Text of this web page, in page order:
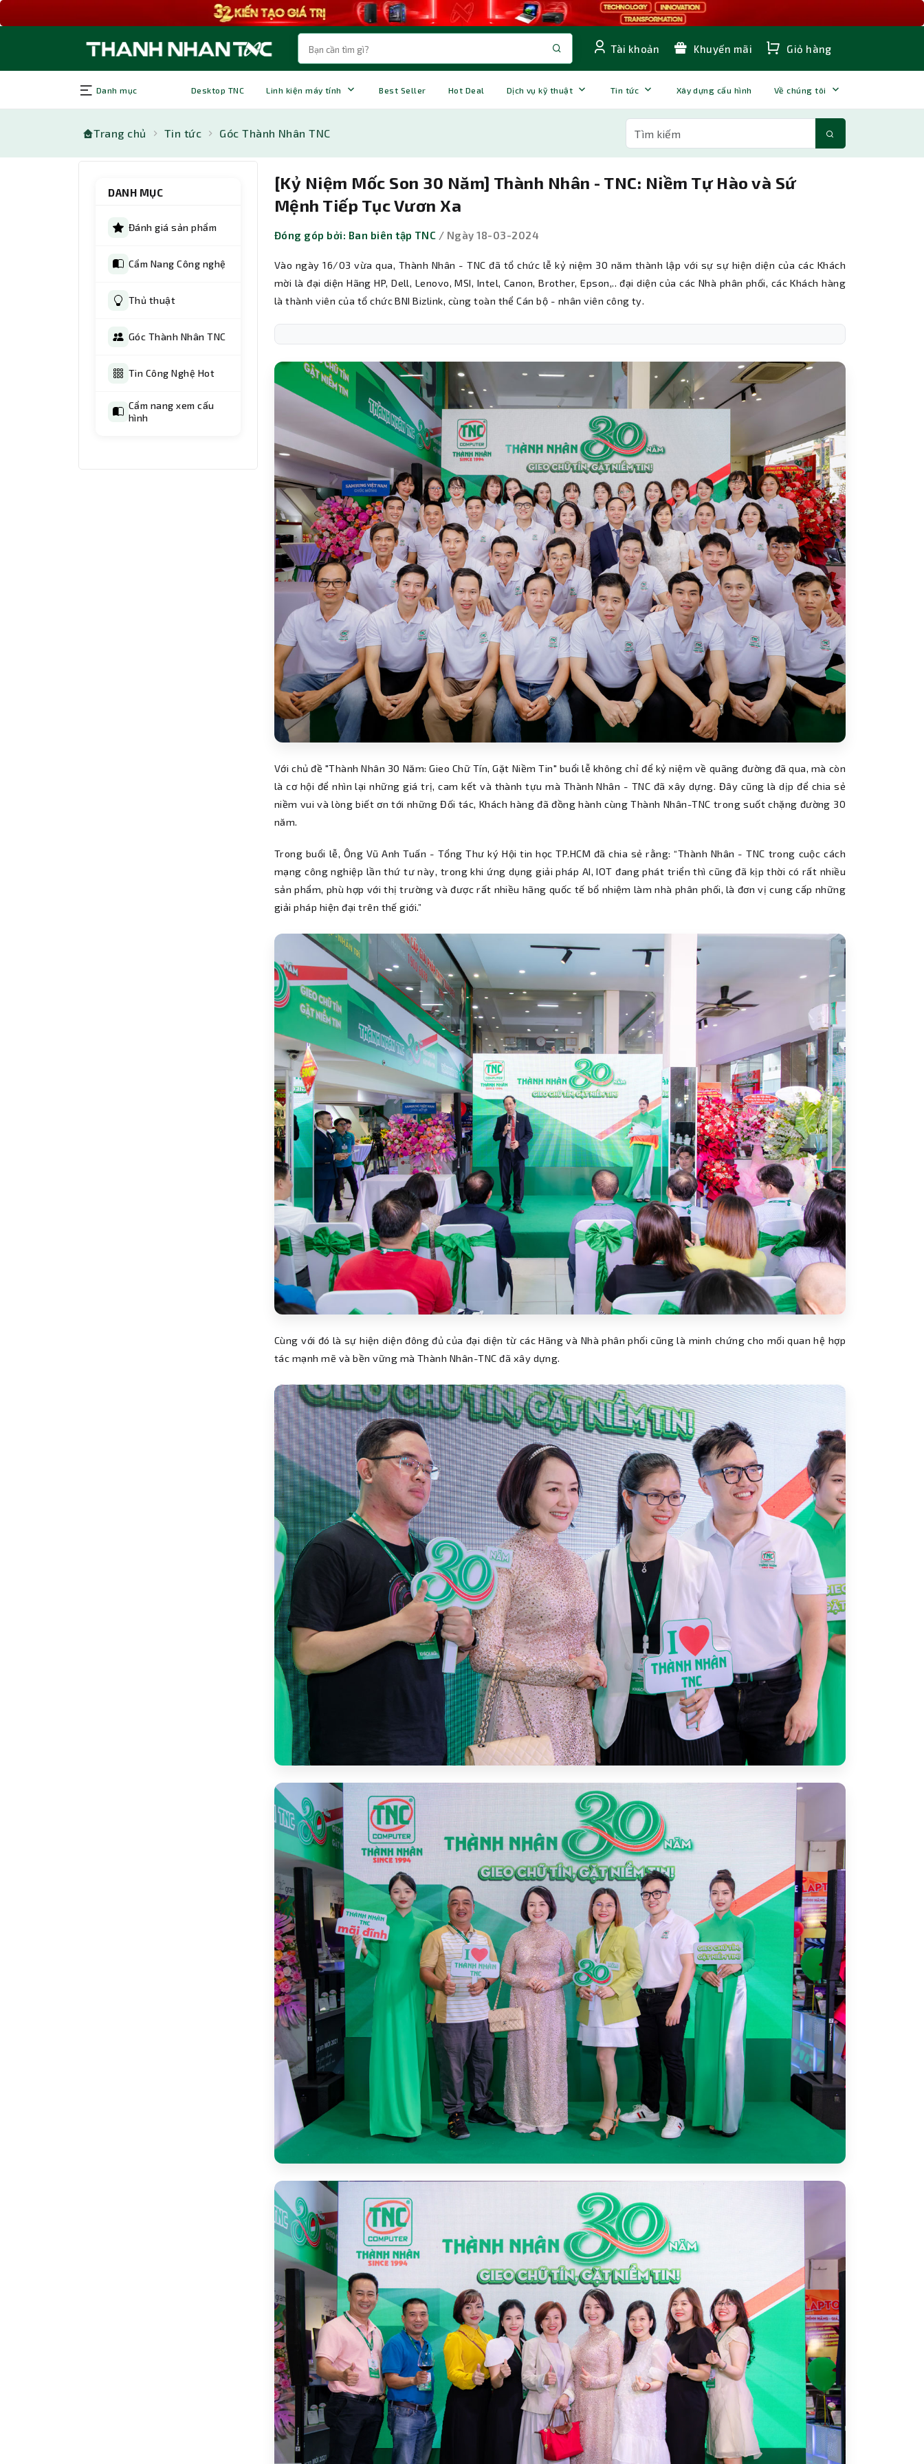
Tài khoản Khuyến mãi Giỏ hàng
Danh mục Desktop TNC Linh kiện máy tính Best Seller Hot Deal Dịch vụ kỹ thuật Tin tức Xây dựng cấu hình Về chúng tôi
Trang chủ Tin tức Góc Thành Nhân TNC
DANH MỤC
Đánh giá sản phẩm
Cẩm Nang Công nghệ
Thủ thuật
Góc Thành Nhân TNC
Tin Công Nghệ Hot
Cẩm nang xem cấu
hình
[Kỷ Niệm Mốc Son 30 Năm] Thành Nhân - TNC: Niềm Tự Hào và Sứ
Mệnh Tiếp Tục Vươn Xa
Đóng góp bởi: Ban biên tập TNC / Ngày 18-03-2024
Vào ngày 16/03 vừa qua, Thành Nhân - TNC đã tổ chức lễ kỷ niệm 30 năm thành lập với sự sự hiện diện của các Khách
mời là đại diện Hãng HP, Dell, Lenovo, MSI, Intel, Canon, Brother, Epson,.. đại diện của các Nhà phân phối, các Khách hàng
là thành viên của tổ chức BNI Bizlink, cùng toàn thể Cán bộ - nhân viên công ty.
Với chủ đề "Thành Nhân 30 Năm: Gieo Chữ Tín, Gặt Niềm Tin" buổi lễ không chỉ để kỷ niệm về quãng đường đã qua, mà còn
là cơ hội để nhìn lại những giá trị, cam kết và thành tựu mà Thành Nhân - TNC đã xây dựng. Đây cũng là dịp để chia sẻ
niềm vui và lòng biết ơn tới những Đối tác, Khách hàng đã đồng hành cùng Thành Nhân-TNC trong suốt chặng đường 30
năm.
Trong buổi lễ, Ông Vũ Anh Tuấn - Tổng Thư ký Hội tin học TP.HCM đã chia sẻ rằng: “Thành Nhân - TNC trong cuộc cách
mạng công nghiệp lần thứ tư này, trong khi ứng dụng giải pháp AI, IOT đang phát triển thì cũng đã kịp thời có rất nhiều
sản phẩm, phù hợp với thị trường và được rất nhiều hãng quốc tế bổ nhiệm làm nhà phân phối, là đơn vị cung cấp những
giải pháp hiện đại trên thế giới.”
Cùng với đó là sự hiện diện đông đủ của đại diện từ các Hãng và Nhà phân phối cũng là minh chứng cho mối quan hệ hợp
tác mạnh mẽ và bền vững mà Thành Nhân-TNC đã xây dựng.